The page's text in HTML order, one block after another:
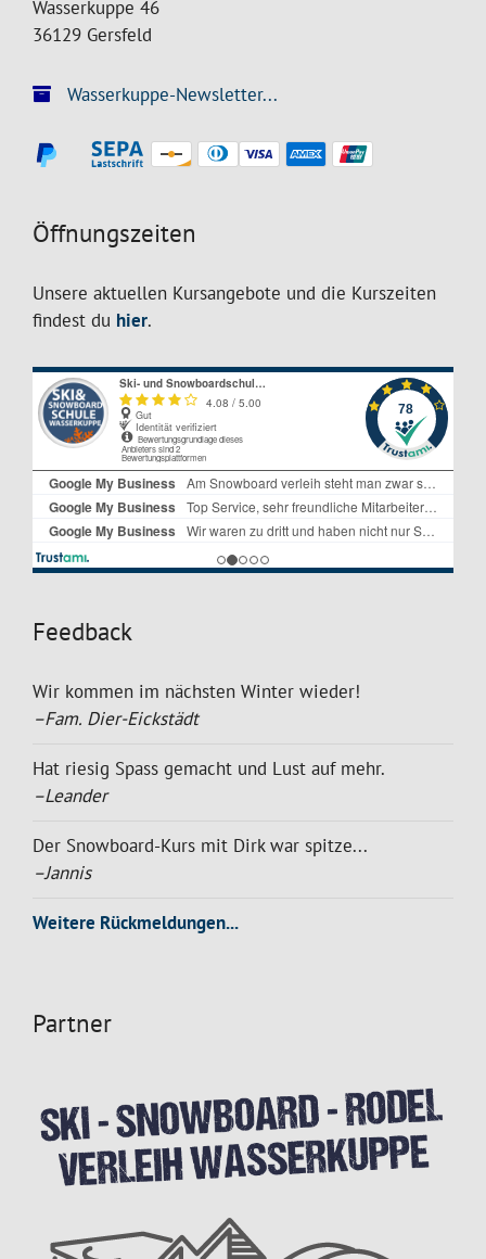
Wasserkuppe 46
36129 Gersfeld
Wasserkuppe-Newsletter...
Öffnungszeiten
Unsere aktuellen Kursangebote und die Kurszeiten
findest du hier.
Feedback
Wir kommen im nächsten Winter wieder!
–Fam. Dier-Eickstädt
Hat riesig Spass gemacht und Lust auf mehr.
–Leander
Der Snowboard-Kurs mit Dirk war spitze...
–Jannis
Weitere Rückmeldungen...
Partner